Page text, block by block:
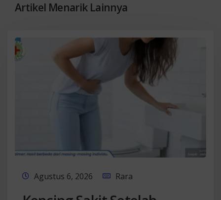
Artikel Menarik Lainnya
Agustus 6, 2026 Rara